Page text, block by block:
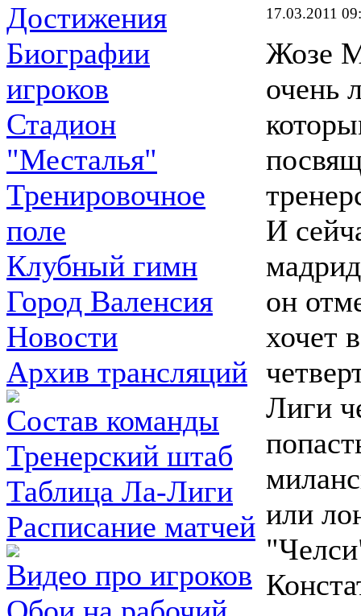
Достижения
Биографии
игроков
Стадион
"Месталья"
Тренировочное
поле
Клубный гимн
Город Валенсия
Новости
Архив трансляций
Состав команды
Тренерский штаб
Таблица Ла-Лиги
Расписание матчей
Видео про игроков
17.03.2011
Жозе
очень
И
он
хочет в
Лиги
или